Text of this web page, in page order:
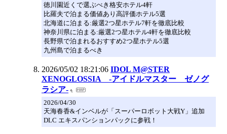
徳川園近くで選ぶべき格安ホテル4軒
比羅夫で泊まる価値あり高評価ホテル5選
北海道に泊まる:厳選2つ星ホテル7軒を徹底比較
神奈川県に泊まる:厳選2つ星ホテル4軒を徹底比較
長野県で泊まれるおすすめ2つ星ホテル5選
九州島で泊まるべき
2026/05/02 18:21:06 IDOL M@STER
XENOGLOSSIA -アイドルマスター ゼノグ
ラシア-
2026/04/30
天海春香&インベルが「スーパーロボット大戦Y」追加
DLC エキスパンションパックに参戦！